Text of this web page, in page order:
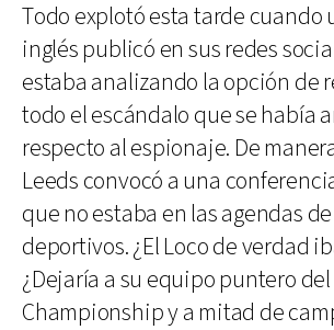
Todo explotó esta tarde cuando
inglés publicó en sus redes
estaba analizando la opción de
todo el escándalo que se había
respecto al espionaje. De
Leeds convocó a una
que no estaba en las agendas
deportivos. ¿El Loco de verdad
¿Dejaría a su equipo puntero del
Championship y a mitad de